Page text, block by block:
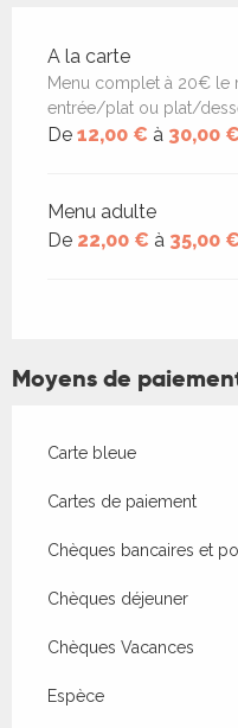
Tarifs 2026
A la carte
Menu complet à 20€ le
entrée/plat ou plat/
De 12,00 € à 30,00 €
Menu adulte
De 22,00 € à 35,00 €
Moyens de
Carte bleue
Cartes de paiement
Chèques bancaires et
Chèques déjeuner
Chèques Vacances
Espèce